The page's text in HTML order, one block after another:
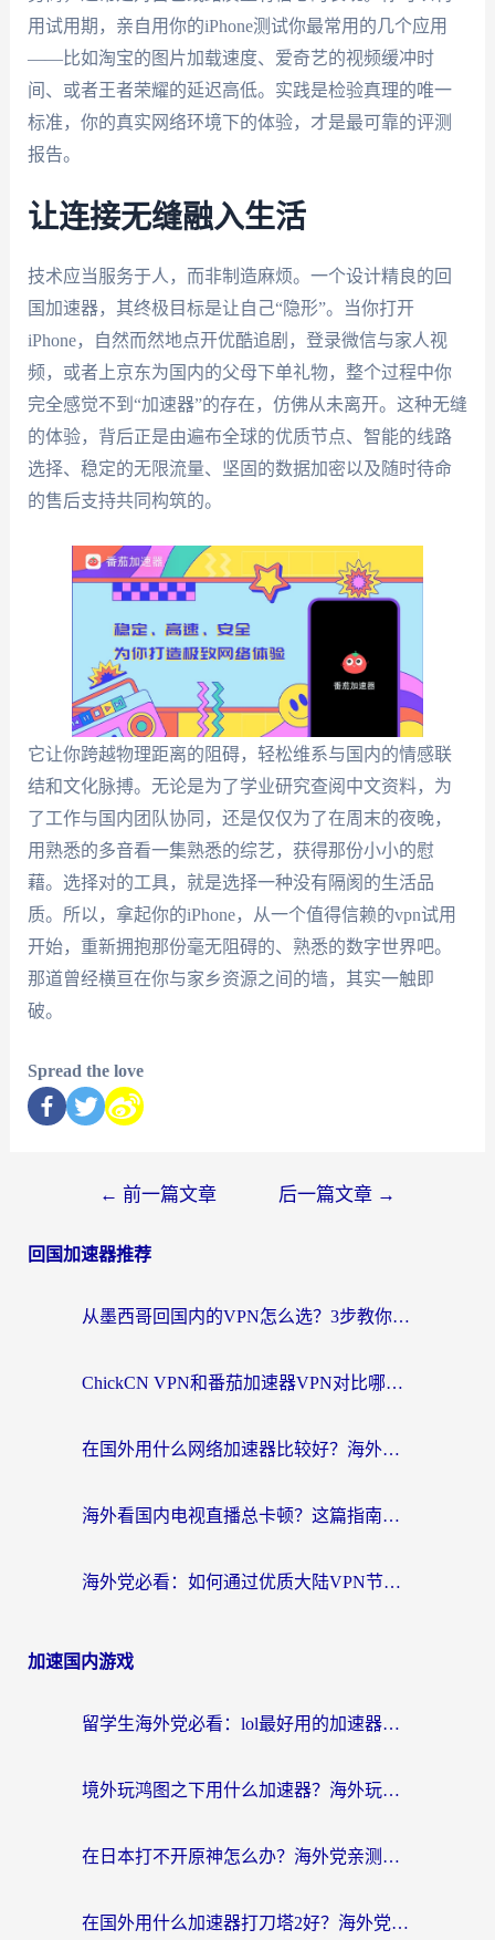
用试用期，亲自用你的iPhone测试你最常用的几个应用
——比如淘宝的图片加载速度、爱奇艺的视频缓冲时
间、或者王者荣耀的延迟高低。实践是检验真理的唯一
标准，你的真实网络环境下的体验，才是最可靠的评测
报告。
让连接无缝融入生活
技术应当服务于人，而非制造麻烦。一个设计精良的回
国加速器，其终极目标是让自己“隐形”。当你打开
iPhone，自然而然地点开优酷追剧，登录微信与家人视
频，或者上京东为国内的父母下单礼物，整个过程中你
完全感觉不到“加速器”的存在，仿佛从未离开。这种无缝
的体验，背后正是由遍布全球的优质节点、智能的线路
选择、稳定的无限流量、坚固的数据加密以及随时待命
的售后支持共同构筑的。
它让你跨越物理距离的阻碍，轻松维系与国内的情感联
结和文化脉搏。无论是为了学业研究查阅中文资料，为
了工作与国内团队协同，还是仅仅为了在周末的夜晚，
用熟悉的多音看一集熟悉的综艺，获得那份小小的慰
藉。选择对的工具，就是选择一种没有隔阂的生活品
质。所以，拿起你的iPhone，从一个值得信赖的vpn试用
开始，重新拥抱那份毫无阻碍的、熟悉的数字世界吧。
那道曾经横亘在你与家乡资源之间的墙，其实一触即
破。
Spread the love
← 前一篇文章 后一篇文章 →
回国加速器推荐
从墨西哥回国内的VPN怎么选？3步教你无缝刷剧、玩国服游戏
ChickCN VPN和番茄加速器VPN对比哪个回国效果更好？海外党亲测后的真实答案
在国外用什么网络加速器比较好？海外党亲测：从痛点到解决方案的全攻略
海外看国内电视直播总卡顿？这篇指南教你选对回国加速器，无缝追剧不发愁
海外党必看：如何通过优质大陆VPN节点无缝访问国内资源？
加速国内游戏
留学生海外党必看：lol最好用的加速器怎么选？附一梦江湖、神鬼传奇加速攻略
境外玩鸿图之下用什么加速器？海外玩家必看的国服游戏加速全攻略
在日本打不开原神怎么办？海外党亲测有效的国服游戏加速指南
在国外用什么加速器打刀塔2好？海外党国服游戏加速避坑指南